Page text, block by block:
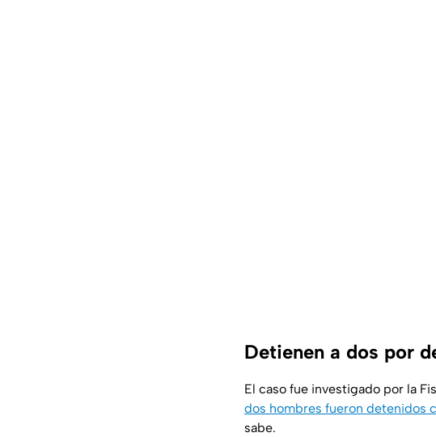
Detienen a dos por
El caso fue investigado por la
dos hombres fueron detenidos
sabe.